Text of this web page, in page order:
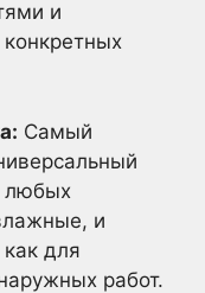
и
Самый
любых
и
для
работ.